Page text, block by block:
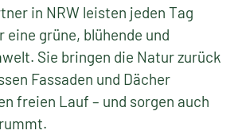
in NRW leisten jeden Tag
grüne, blühende und
Sie bringen die Natur zurück
Fassaden und Dächer
freien Lauf – und sorgen auch